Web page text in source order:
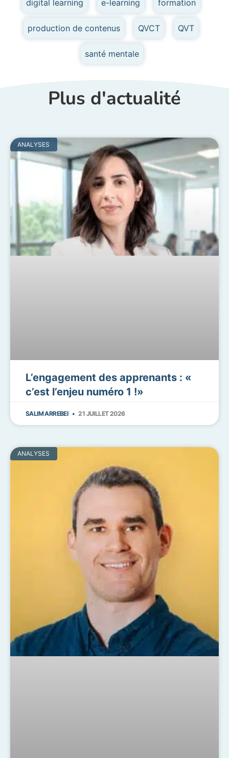
digital learning e-learning formation
production de contenus QVCT QVT
santé mentale
Plus d'actualité
ANALYSES
L’engagement des apprenants : «
c’est l’enjeu numéro 1 !»
SALIM ARREBEI 21 JUILLET 2026
ANALYSES